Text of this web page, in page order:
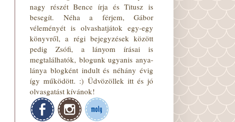
nagy részét Bence írja és Titusz is
besegít. Néha a férjem, Gábor
véleményét is olvashatjátok egy-egy
könyvről, a régi bejegyzések között
pedig Zsófi, a lányom írásai is
megtalálhatók, blogunk ugyanis anya-
lánya blogként indult és néhány évig
így működött. :) Üdvözöllek itt és jó
olvasgatást kívánok!